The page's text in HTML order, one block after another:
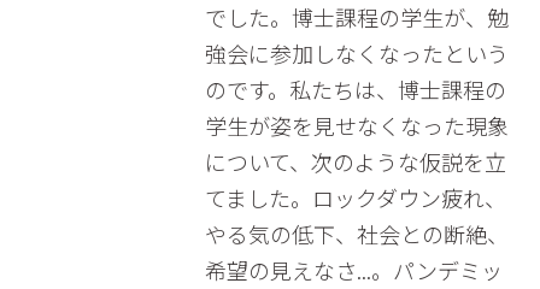
でした。博士課程の学生が、勉
強会に参加しなくなったという
のです。私たちは、博士課程の
学生が姿を見せなくなった現象
について、次のような仮説を立
てました。ロックダウン疲れ、
やる気の低下、社会との断絶、
希望の見えなさ...。パンデミッ